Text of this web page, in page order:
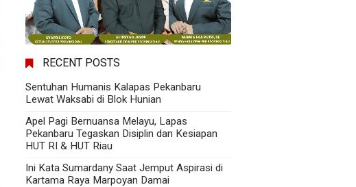
RECENT POSTS
Sentuhan Humanis Kalapas Pekanbaru
Lewat Waksabi di Blok Hunian
Apel Pagi Bernuansa Melayu, Lapas
Pekanbaru Tegaskan Disiplin dan Kesiapan
HUT RI & HUT Riau
Ini Kata Sumardany Saat Jemput Aspirasi di
Kartama Raya Marpoyan Damai